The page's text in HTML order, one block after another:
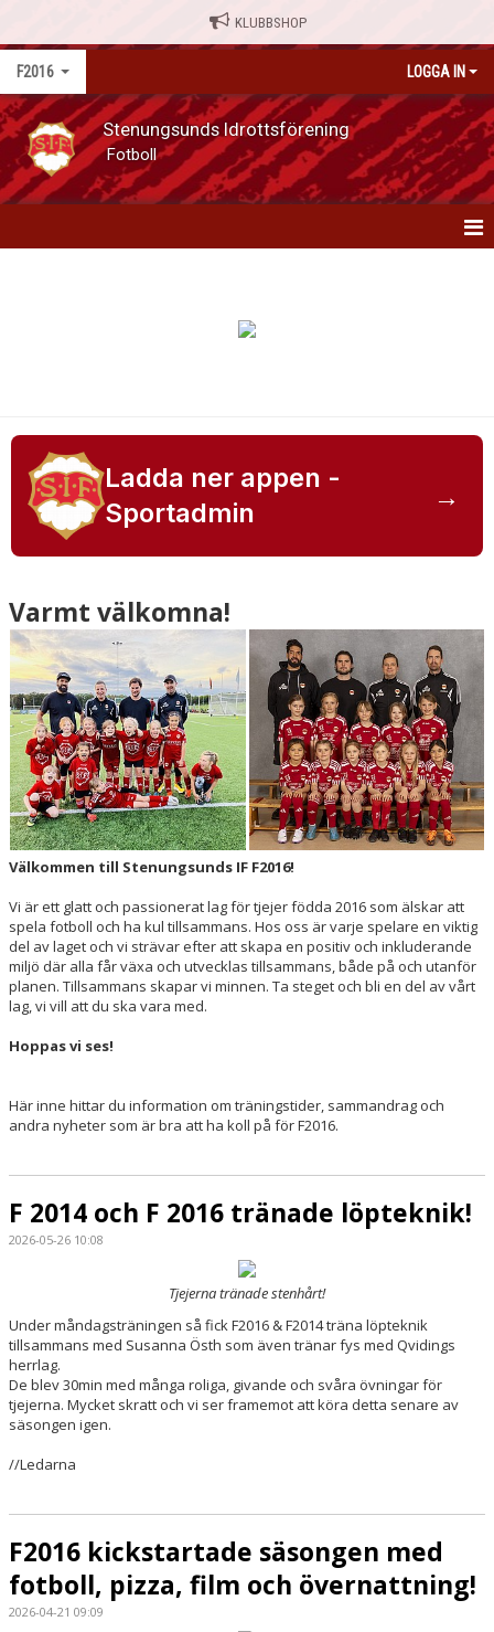
KLUBBSHOP
F2016 LOGGA IN
Stenungsunds Idrottsförening
Fotboll
TRUPPEN
BILDGALLERI
DOKUMENT
KONTAKT
Ladda ner appen -
Sportadmin
→
Varmt välkomna!
Välkommen till Stenungsunds IF F2016!
Vi är ett glatt och passionerat lag för tjejer födda 2016 som älskar att
spela fotboll och ha kul tillsammans. Hos oss är varje spelare en viktig
del av laget och vi strävar efter att skapa en positiv och inkluderande
miljö där alla får växa och utvecklas tillsammans, både på och utanför
planen. Tillsammans skapar vi minnen. Ta steget och bli en del av vårt
lag, vi vill att du ska vara med.
Hoppas vi ses!
Här inne hittar du information om träningstider, sammandrag och
andra nyheter som är bra att ha koll på för F2016.
F 2014 och F 2016 tränade löpteknik!
2026-05-26 10:08
Tjejerna tränade stenhårt!
Under måndagsträningen så fick F2016 & F2014 träna löpteknik
tillsammans med Susanna Östh som även tränar fys med Qvidings
herrlag.
De blev 30min med många roliga, givande och svåra övningar för
tjejerna. Mycket skratt och vi ser framemot att köra detta senare av
säsongen igen.
//Ledarna
F2016 kickstartade säsongen med
fotboll, pizza, film och övernattning!
2026-04-21 09:09